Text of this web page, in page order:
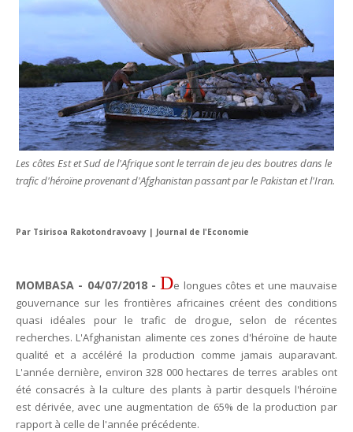
Tsirisoa Edition
Jul 15 2026
Jeux vidéo : Supercell parie sur les studios africains
Jul 13 2026
Intelligence artificielle : le "Sud global" joue sa partition
Unknown-Jul 06 2026
Chine : des investissements à l'étranger plus encadrés
Unknown-Jul 01 2026
Economie hôtelière : la connectivité comme levier
Unknown-Jun 27 2026
Pays du Golfe : nouveau paradigme, nouvelles priorités
Unknown
Jun 22 2026
Course à l'IA : Meta envisage une importante levée de fonds
Unknown
Jun 02 2026
VTC : Yango Group veut accélérer en Afrique
Unknown
May 22 2026
Marques françaises : Chanel aux sommets de la
May 13 2026
Art et médias sociaux : à l'ère de la "présence ciblée"
Les côtes Est et Sud de l'Afrique sont le terrain de jeu des boutres dans le
trafic d'héroïne provenant d'Afghanistan passant par le Pakistan et l'Iran.
Par Tsirisoa Rakotondravoavy | Journal de l'Economie
MOMBASA - 04/07/2018 -De longues côtes et une mauvaise
gouvernance sur les frontières africaines créent des conditions
quasi idéales pour le trafic de drogue, selon de récentes
recherches. L'Afghanistan alimente ces zones d'héroïne de haute
qualité et a accéléré la production comme jamais auparavant.
L'année dernière, environ 328 000 hectares de terres arables ont
été consacrés à la culture des plants à partir desquels l'héroïne
est dérivée, avec une augmentation de 65% de la production par
rapport à celle de l'année précédente.